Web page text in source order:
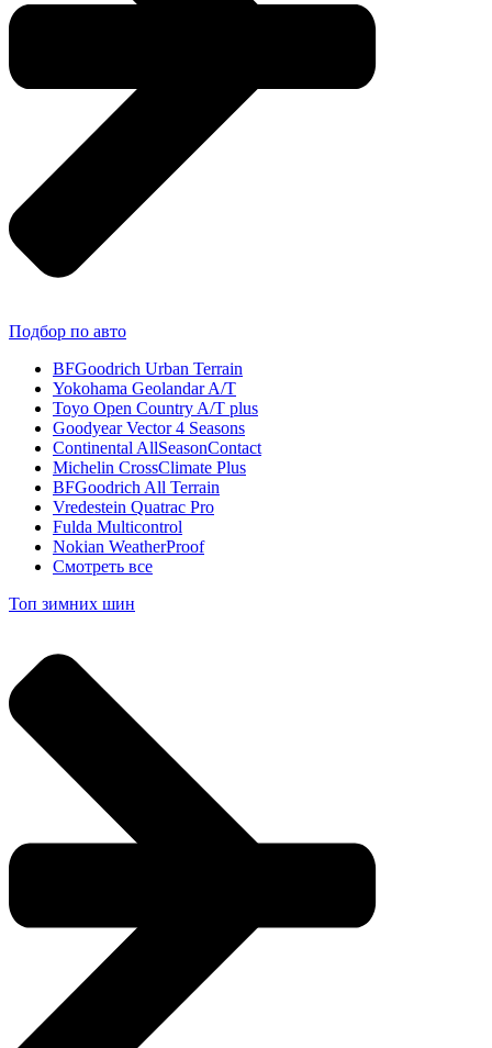
Подбор по авто
BFGoodrich Urban Terrain
Yokohama Geolandar A/T
Toyo Open Country A/T plus
Goodyear Vector 4 Seasons
Continental AllSeasonContact
Michelin CrossClimate Plus
BFGoodrich All Terrain
Vredestein Quatrac Pro
Fulda Multicontrol
Nokian WeatherProof
Смотреть все
Топ зимних шин